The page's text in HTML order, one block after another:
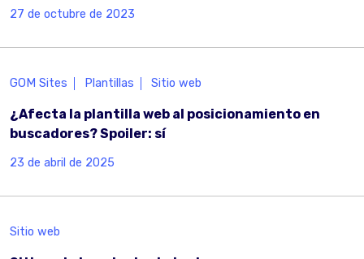
27 de octubre de 2023
GOM Sites Plantillas Sitio web
¿Afecta la plantilla web al posicionamiento en
buscadores? Spoiler: sí
23 de abril de 2025
Sitio web